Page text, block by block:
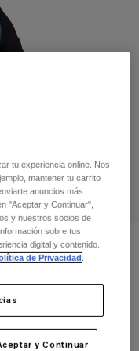
35% OFF
tu experiencia online. Nos
mantener tu carrito
anuncios más
"Aceptar y Continuar",
y nuestros socios de
sobre tus
digital y contenido.
de Privacidad
y Continuar